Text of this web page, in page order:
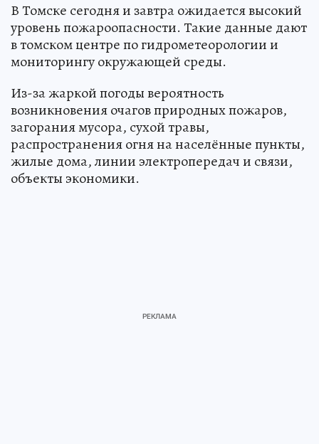
В Томске сегодня и завтра ожидается высокий
уровень пожароопасности. Такие данные дают
в томском центре по гидрометеорологии и
мониторингу окружающей среды.
Из-за жаркой погоды вероятность
возникновения очагов природных пожаров,
загорания мусора, сухой травы,
распространения огня на населённые пункты,
жилые дома, линии электропередач и связи,
объекты экономики.